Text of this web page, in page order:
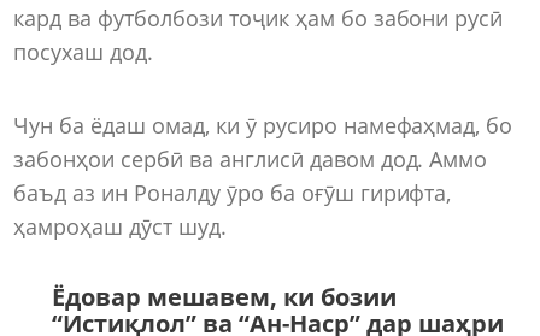
кард ва футболбози тоҷик ҳам бо забони русӣ
посухаш дод.
Чун ба ёдаш омад, ки ӯ русиро намефаҳмад, бо
забонҳои сербӣ ва англисӣ давом дод. Аммо
баъд аз ин Роналду ӯро ба оғӯш гирифта,
ҳамроҳаш дӯст шуд.
Ёдовар мешавем, ки бозии
“Истиқлол” ва “Ан-Наср” дар шаҳри